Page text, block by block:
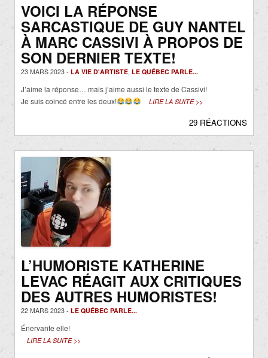
VOICI LA RÉPONSE
SARCASTIQUE DE GUY NANTEL
À MARC CASSIVI À PROPOS DE
SON DERNIER TEXTE!
23 MARS 2023 - LA VIE D'ARTISTE, LE QUÉBEC PARLE...
J’aime la réponse… mais j’aime aussi le texte de Cassivi!
Je suis coincé entre les deux!
LIRE LA SUITE >>
29 RÉACTIONS
L’HUMORISTE KATHERINE
LEVAC RÉAGIT AUX CRITIQUES
DES AUTRES HUMORISTES!
22 MARS 2023 - LE QUÉBEC PARLE...
Énervante elle!
LIRE LA SUITE >>